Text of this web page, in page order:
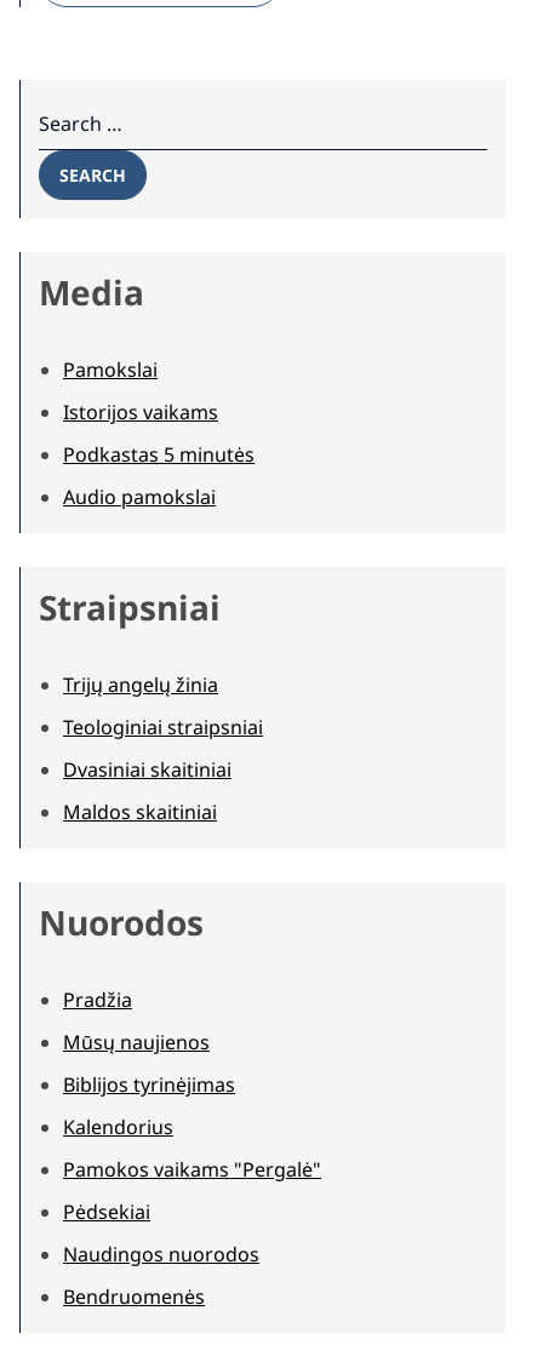
Search for:
SEARCH
Media
Pamokslai
Istorijos vaikams
Podkastas 5 minutės
Audio pamokslai
Straipsniai
Trijų angelų žinia
Teologiniai straipsniai
Dvasiniai skaitiniai
Maldos skaitiniai
Nuorodos
Pradžia
Mūsų naujienos
Biblijos tyrinėjimas
Kalendorius
Pamokos vaikams "Pergalė"
Pėdsekiai
Naudingos nuorodos
Bendruomenės